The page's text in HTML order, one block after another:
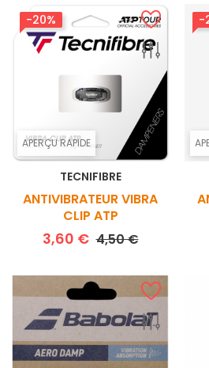
APERÇU RAPIDE
-20%
TECNIFIBRE
ANTIVIBRATEUR VIBRA
CLIP ATP
3,60 € Prix de base
4,50 €Prix
-